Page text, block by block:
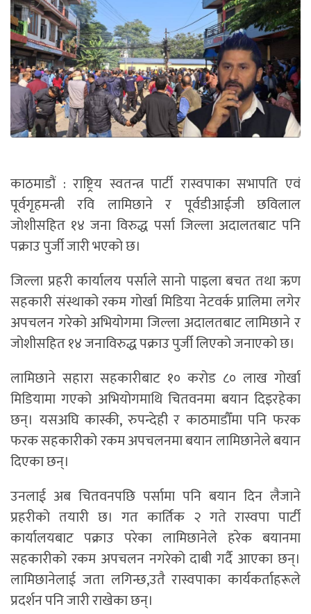
काठमाडौं : राष्ट्रिय स्वतन्त्र पार्टी रास्वपाका सभापति एवं
पूर्वगृहमन्त्री रवि लामिछाने र पूर्वडीआईजी छविलाल
जोशीसहित १४ जना विरुद्ध पर्सा जिल्ला अदालतबाट पनि
पक्राउ पुर्जी जारी भएको छ।
जिल्ला प्रहरी कार्यालय पर्साले सानो पाइला बचत तथा ऋण
सहकारी संस्थाको रकम गोर्खा मिडिया नेटवर्क प्रालिमा लगेर
अपचलन गरेको अभियोगमा जिल्ला अदालतबाट लामिछाने र
जोशीसहित १४ जनाविरुद्ध पक्राउ पुर्जी लिएको जनाएको छ।
लामिछाने सहारा सहकारीबाट १० करोड ८० लाख गोर्खा
मिडियामा गएको अभियोगमाथि चितवनमा बयान दिइरहेका
छन्। यसअघि कास्की, रुपन्देही र काठमाडौँमा पनि फरक
फरक सहकारीको रकम अपचलनमा बयान लामिछानेले बयान
दिएका छन्।
उनलाई अब चितवनपछि पर्सामा पनि बयान दिन लैजाने
प्रहरीको तयारी छ। गत कार्तिक २ गते रास्वपा पार्टी
कार्यालयबाट पक्राउ परेका लामिछानेले हरेक बयानमा
सहकारीको रकम अपचलन नगरेको दाबी गर्दै आएका छन्।
लामिछानेलाई जता लगिन्छ,उतै रास्वपाका कार्यकर्ताहरूले
प्रदर्शन पनि जारी राखेका छन्।